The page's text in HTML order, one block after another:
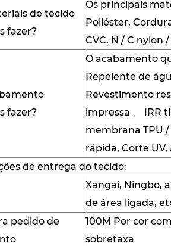
de tecido
fazer?
Os principais
Poliéster,
CVC, N / C nylon
fazer?
O acabamento
Repelente de
Revestimento
impressa 、 IRR
membrana TPU /
rápida, Corte
de entrega do tecido:
Xangai, Ningbo,
de área ligada,
pedido de
100M Por cor com
sobretaxa